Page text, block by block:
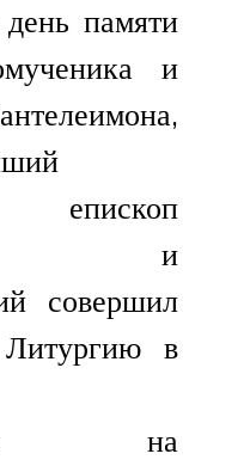
памяти
и
и
совершил
в
на